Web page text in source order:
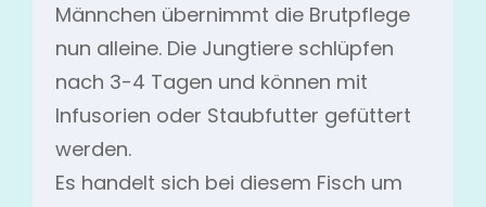
Männchen übernimmt die Brutpflege
nun alleine. Die Jungtiere schlüpfen
nach 3-4 Tagen und können mit
Infusorien oder Staubfutter gefüttert
werden.
Es handelt sich bei diesem Fisch um